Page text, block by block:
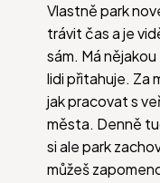
Vlastně park
trávit čas a je
sám. Má
lidi přitahuje. Za
jak pracovat s
města. Denně
si ale park
můžeš